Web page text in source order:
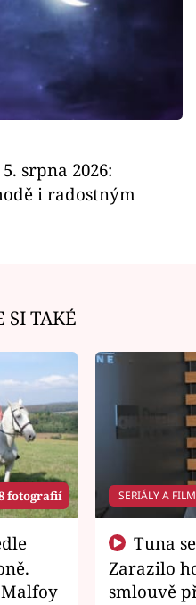
srpna 2026:
i radostným
SI TAKÉ
fotografií SERIÁLY A
Zarazilo
smlouvě